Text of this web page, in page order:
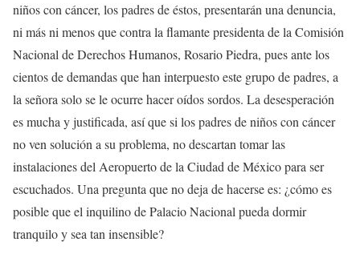
niños con cáncer, los padres de éstos, presentarán una denuncia,
ni más ni menos que contra la flamante presidenta de la Comisión
Nacional de Derechos Humanos, Rosario Piedra, pues ante los
cientos de demandas que han interpuesto este grupo de padres, a
la señora solo se le ocurre hacer oídos sordos. La desesperación
es mucha y justificada, así que si los padres de niños con cáncer
no ven solución a su problema, no descartan tomar las
instalaciones del Aeropuerto de la Ciudad de México para ser
escuchados. Una pregunta que no deja de hacerse es: ¿cómo es
posible que el inquilino de Palacio Nacional pueda dormir
tranquilo y sea tan insensible?